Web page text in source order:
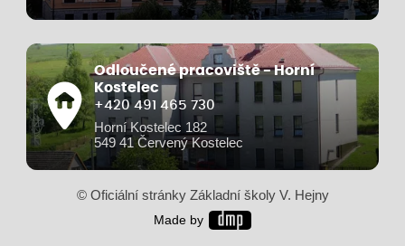
Odloučené pracoviště - Horní
Kostelec
+420 491 465 730
Horní Kostelec 182
549 41 Červený Kostelec
© Oficiální stránky Základní školy V. Hejny
Made by